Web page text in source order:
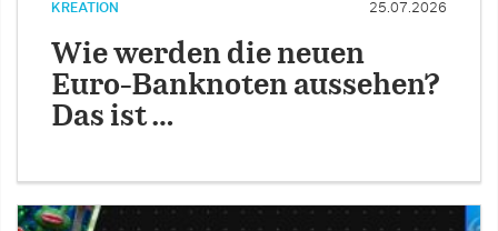
KREATION 25.07.2026
Wie werden die neuen
Euro-Banknoten aussehen?
Das ist …